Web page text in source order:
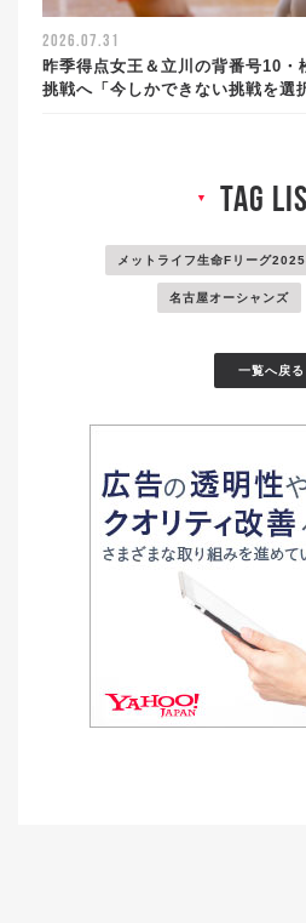
2026.07.31
昨季得点女王＆立川の背番号10・
挑戦へ「今しかできない挑戦を
▼ tag
メットライフ生命Fリーグ
名古屋オーシャンズ
一覧へ戻る